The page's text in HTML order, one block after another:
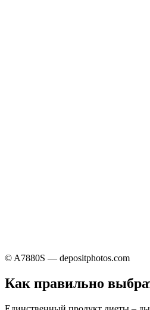
© A7880S — depositphotos.com
Как правильно